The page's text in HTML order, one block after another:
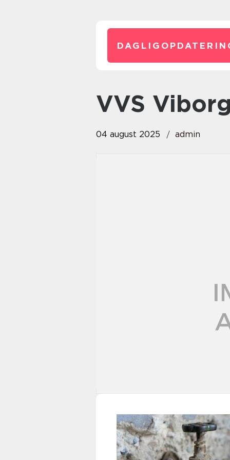
VVS
04 august 2025 admin